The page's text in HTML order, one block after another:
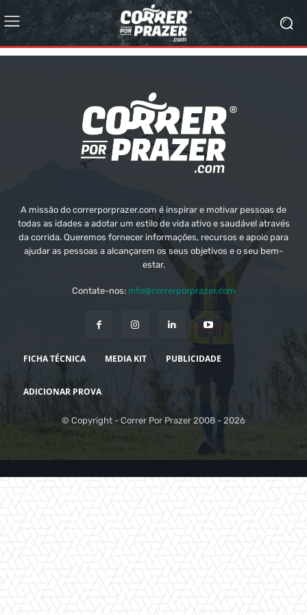
A missão do correrporprazer.com é inspirar e motivar pessoas de
todas as idades a adotar um estilo de vida ativo e saudável através
da corrida. Queremos fornecer informações, recursos e apoio para
ajudar as pessoas a alcançarem os seus objetivos e o seu bem-
estar.
Contate-nos: info@correrporprazer.com
FICHA TÉCNICA MEDIA KIT PUBLICIDADE
ADICIONAR PROVA
© Copyright - Correr Por Prazer 2008 - 2026